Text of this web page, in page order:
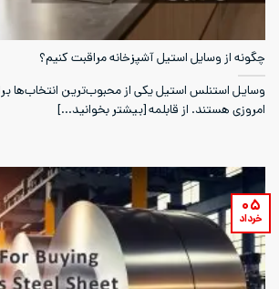
چگونه از وسایل استیل آشپزخانه مراقبت کنیم؟
وسایل استنلس استیل یکی از محبوب‌ترین انتخاب‌ها
امروزی هستند. از قابلمه [بیشتر بخوانید...]
۰۵
خرداد